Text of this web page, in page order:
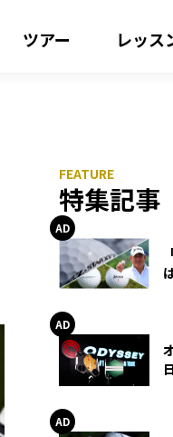
ツアー レッス
特集記事